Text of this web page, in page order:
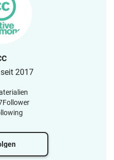
2017
Follower